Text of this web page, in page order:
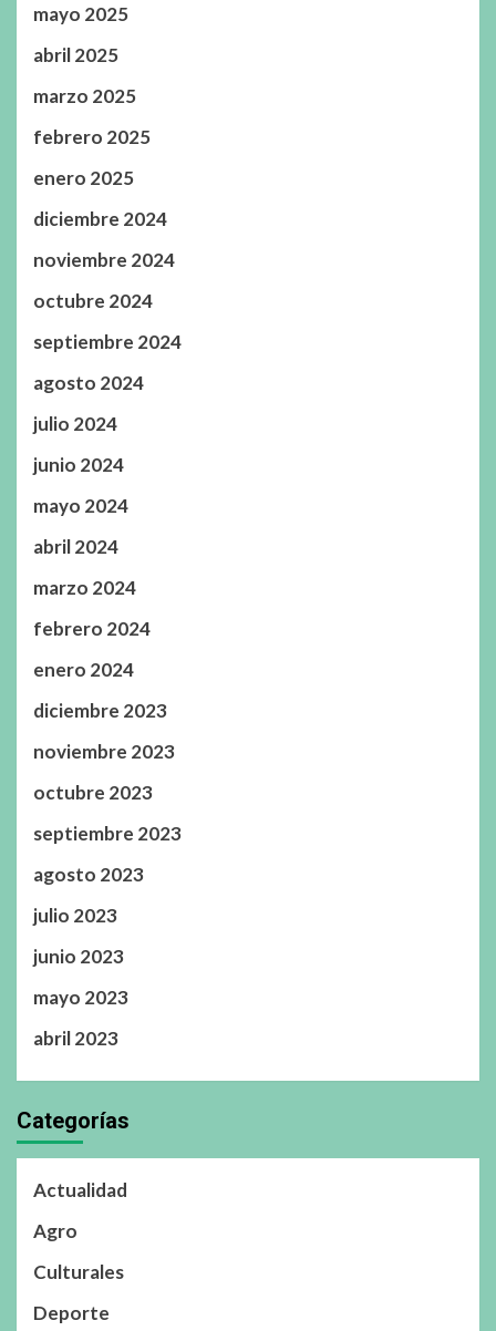
mayo 2025
abril 2025
marzo 2025
febrero 2025
enero 2025
diciembre 2024
noviembre 2024
octubre 2024
septiembre 2024
agosto 2024
julio 2024
junio 2024
mayo 2024
abril 2024
marzo 2024
febrero 2024
enero 2024
diciembre 2023
noviembre 2023
octubre 2023
septiembre 2023
agosto 2023
julio 2023
junio 2023
mayo 2023
abril 2023
Categorías
Actualidad
Agro
Culturales
Deporte